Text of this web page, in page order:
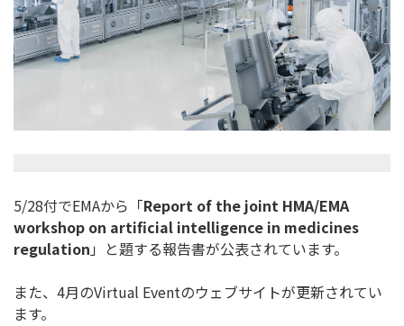
5/28付でEMAから「Report of the joint HMA/EMA
workshop on artificial intelligence in medicines
regulation 」と題する報告書が公表されています。
また、4月のVirtual Eventのウェブサイトが更新されてい
ます。